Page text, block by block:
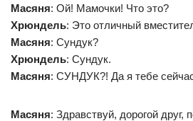
Масяня: Ой! Мамочки! Что это?
Хрюндель: Это отличный
Масяня: Сундук?
Хрюндель: Сундук.
Масяня: СУНДУК?! Да я тебе
Масяня: Здравствуй, дорогой друг,